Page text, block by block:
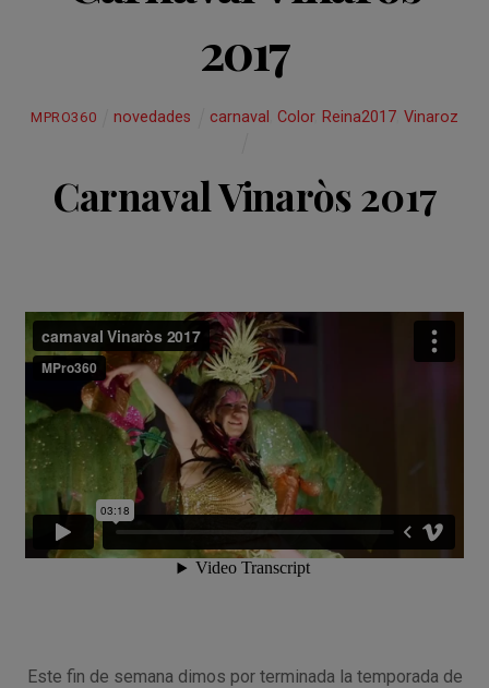
2017
MPRO360 novedades carnaval ,Color, Reina2017 ,Vinaroz
Carnaval Vinaròs 2017
Este fin de semana dimos por terminada la temporada de